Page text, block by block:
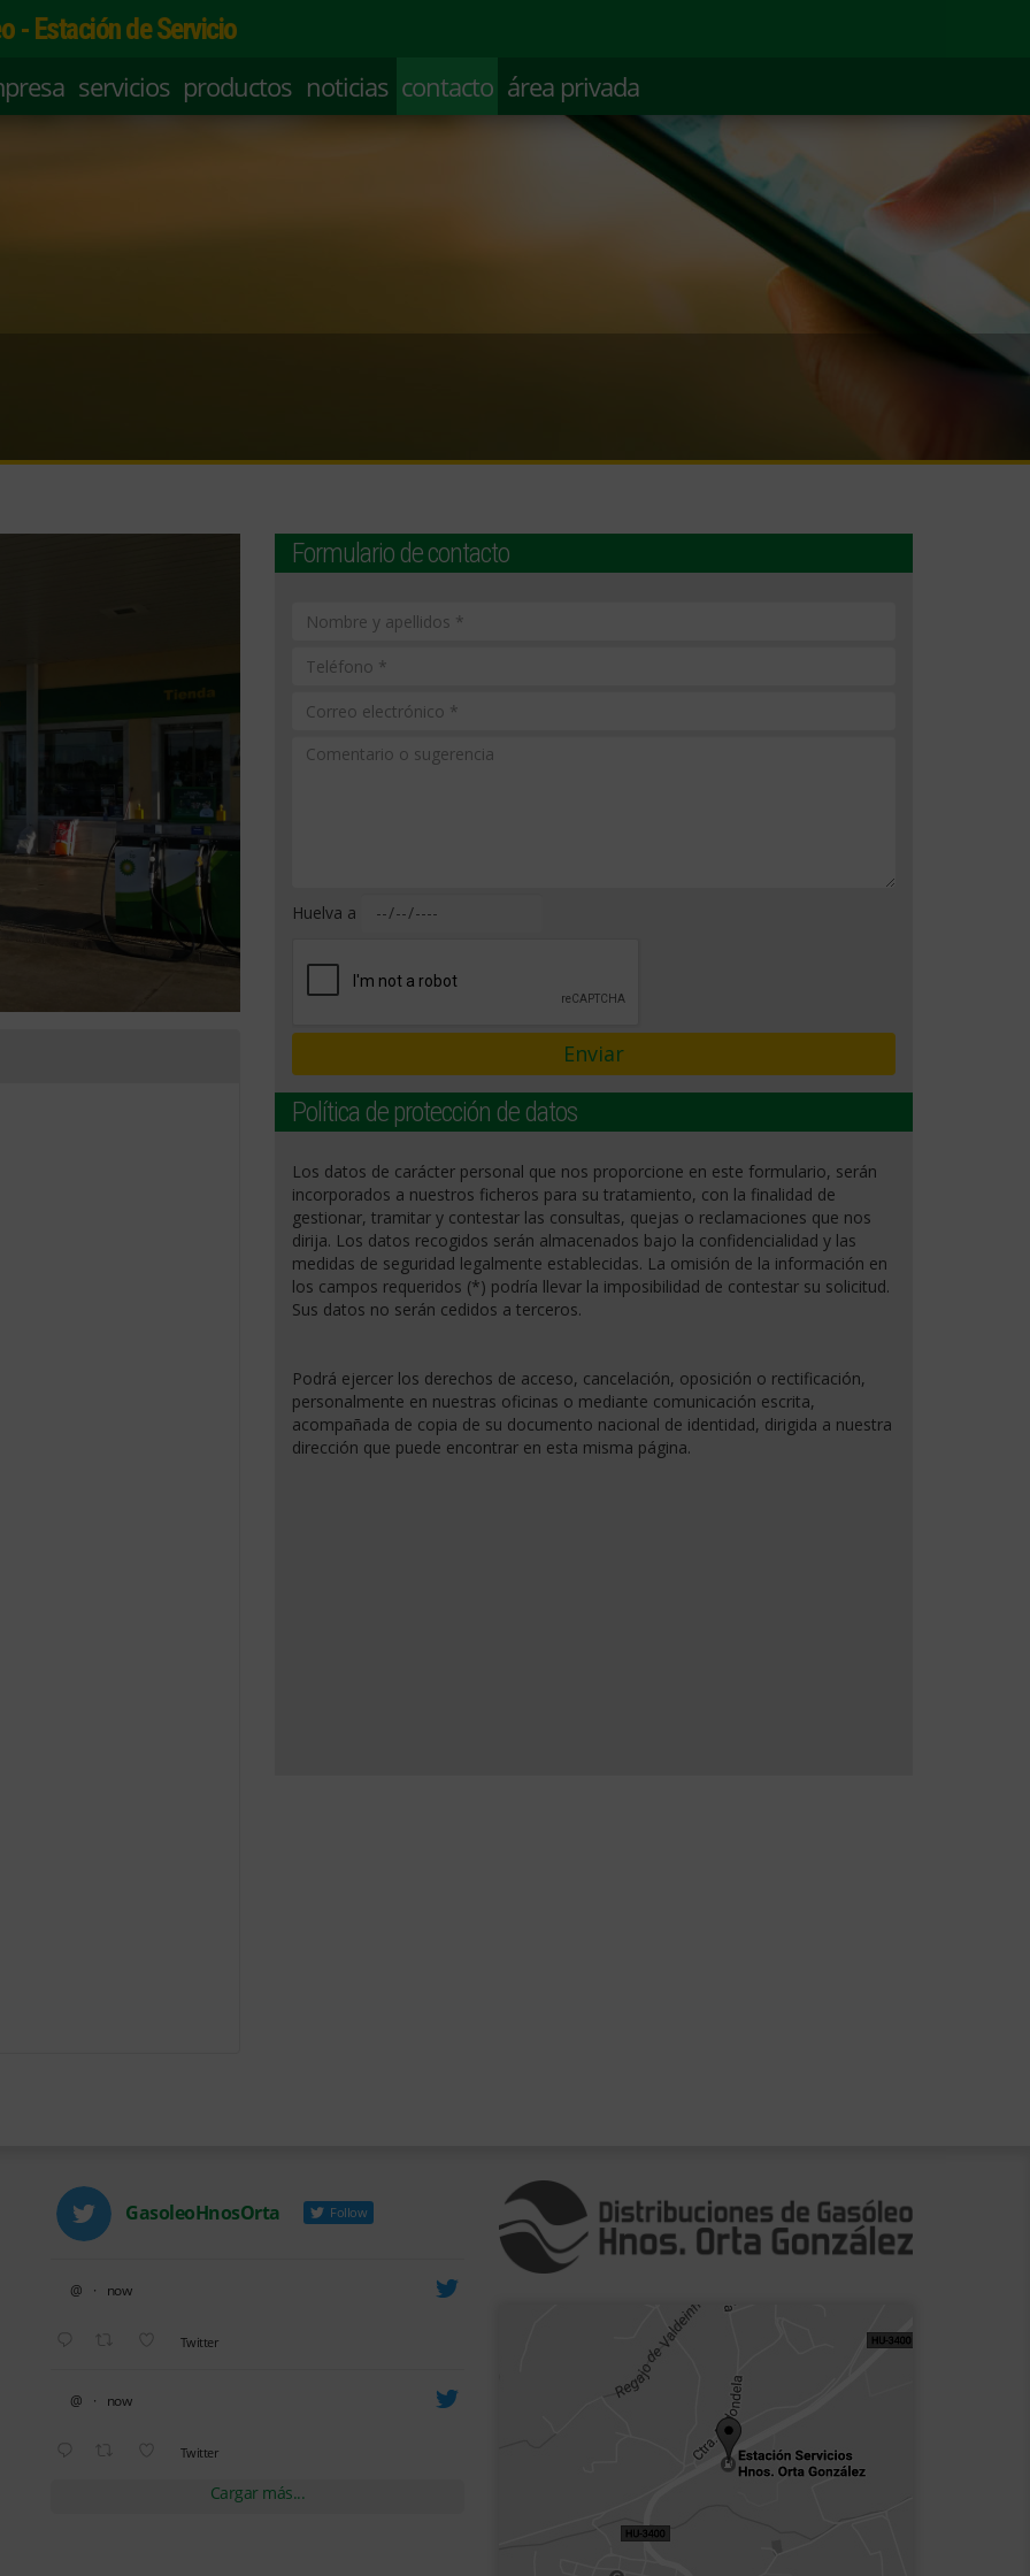
- Estación de Servicio
servicios productos noticias contacto área privada
GasoleoHnosOrta Follow
@ · now
Twitter
@ · now
Twitter
Cargar más...